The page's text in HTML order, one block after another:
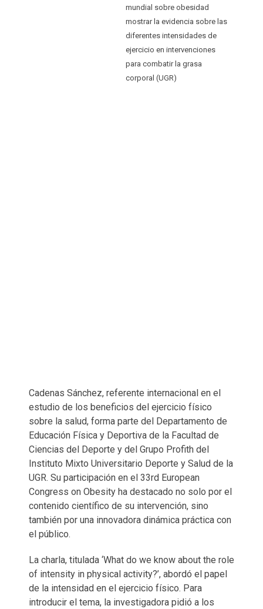
mundial sobre obesidad
mostrar la evidencia sobre las
diferentes intensidades de
ejercicio en intervenciones
para combatir la grasa
corporal (UGR)
Cadenas Sánchez, referente internacional en el
estudio de los beneficios del ejercicio físico
sobre la salud, forma parte del Departamento de
Educación Física y Deportiva de la Facultad de
Ciencias del Deporte y del Grupo Profith del
Instituto Mixto Universitario Deporte y Salud de la
UGR. Su participación en el 33rd European
Congress on Obesity ha destacado no solo por el
contenido científico de su intervención, sino
también por una innovadora dinámica práctica con
el público.
La charla, titulada ‘What do we know about the role
of intensity in physical activity?’, abordó el papel
de la intensidad en el ejercicio físico. Para
introducir el tema, la investigadora pidió a los